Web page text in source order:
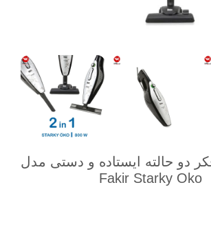
دو حالته ایستاده و دستی مدل
Fakir Starky Oko